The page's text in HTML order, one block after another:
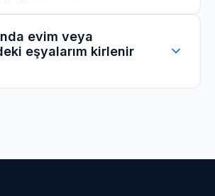
tarihi veya eski
yüksek basınçtan ziyade
kimyasallarla çalışan akıllı
Borularınıza zarar
evim veya
eşyalarım kirlenir
eviniz ilk anki temizliğinde kalır.